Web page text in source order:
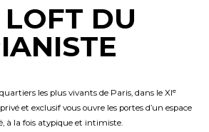
LOFT DU
les plus vivants de Paris, dans le XIᵉ
et exclusif vous ouvre les portes d’un espace
à la fois atypique et intimiste.